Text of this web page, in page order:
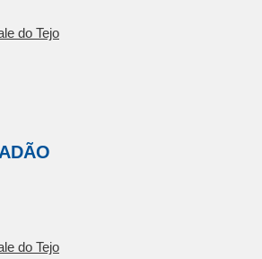
do Tejo
do Tejo